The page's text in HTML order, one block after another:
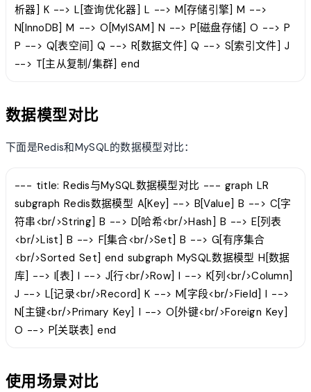
析器] K --> L[查询优化器] L --> M[存储引擎] M -->
N[InnoDB] M --> O[MyISAM] N --> P[磁盘存储] O --> P
P --> Q[表空间] Q --> R[数据文件] Q --> S[索引文件] J
--> T[主从复制/集群] end
数据模型对比
下面是Redis和MySQL的数据模型对比：
--- title: Redis与MySQL数据模型对比 --- graph LR
subgraph Redis数据模型 A[Key] --> B[Value] B --> C[字
符串<br/>String] B --> D[哈希<br/>Hash] B --> E[列表
<br/>List] B --> F[集合<br/>Set] B --> G[有序集合
<br/>Sorted Set] end subgraph MySQL数据模型 H[数据
库] --> I[表] I --> J[行<br/>Row] I --> K[列<br/>Column]
J --> L[记录<br/>Record] K --> M[字段<br/>Field] I -->
N[主键<br/>Primary Key] I --> O[外键<br/>Foreign Key]
O --> P[关联表] end
使用场景对比